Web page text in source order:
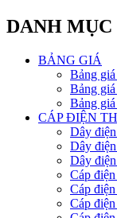
DANH MỤC
BẢNG GIÁ
Bảng
Bảng
Bảng
CÁP ĐIỆN
Dây
Dây
Dây
Cáp
Cáp
Cáp